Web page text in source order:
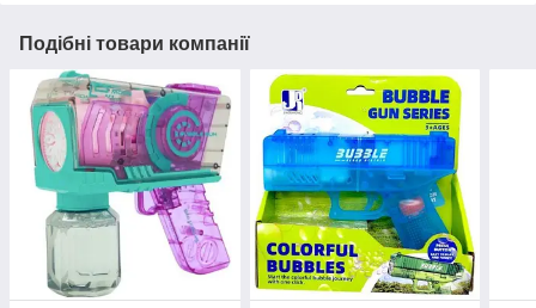
Подібні товари компанії